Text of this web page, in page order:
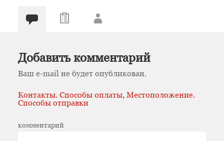
Добавить комментарий
Ваш e-mail не будет опубликован.
Контакты. Способы оплаты, Местоположение.
Способы отправки
комментарий